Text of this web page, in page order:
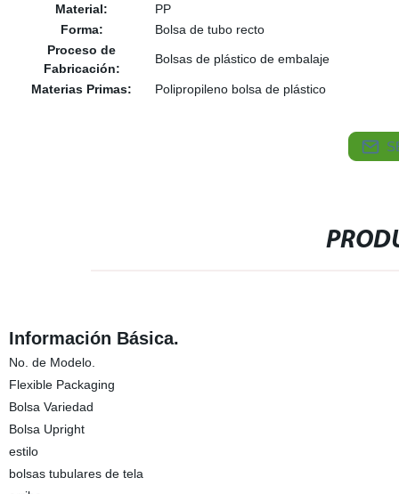
Material:
PP
Forma:
Bolsa de tubo recto
Proceso de
Fabricación:
Bolsas de plástico de embalaje
Materias Primas: Polipropileno bolsa de plástico
Información Básica.
No. de Modelo.
Flexible Packaging
Bolsa Variedad
Bolsa Upright
estilo
bolsas tubulares de tela